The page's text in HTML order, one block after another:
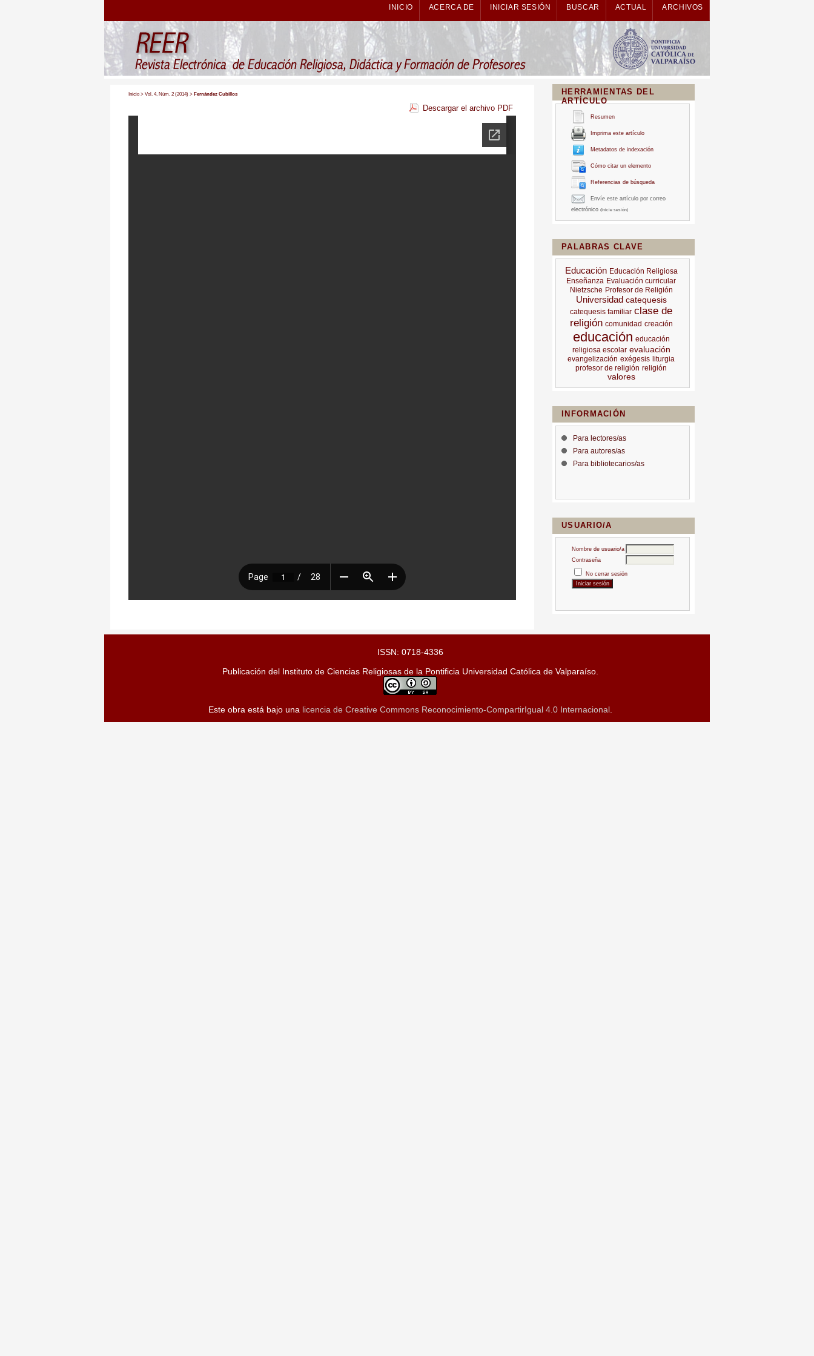
INICIO ACERCA DE INICIAR SESIÓN BUSCAR ACTUAL ARCHIVOS
HERRAMIENTAS DEL
ARTÍCULO
Resumen
Imprima este artículo
Metadatos de indexación
Cómo citar un elemento
Referencias de búsqueda
Envíe este artículo por correo
electrónico (Inicie sesión)
PALABRAS CLAVE
Educación Educación Religiosa
Enseñanza Evaluación curricular
Nietzsche Profesor de Religión
Universidad catequesis
catequesis familiar clase de
religión comunidad creación
educación educación
religiosa escolar evaluación
evangelización exégesis liturgia
profesor de religión religión
valores
INFORMACIÓN
Para lectores/as
Para autores/as
Para bibliotecarios/as
USUARIO/A
Nombre de usuario/a
Contraseña
No cerrar sesión
Inicio > Vol. 4, Núm. 2 (2014) > Fernández Cubillos
Descargar el archivo PDF
ISSN: 0718-4336
Publicación del Instituto de Ciencias Religiosas de la Pontificia Universidad Católica de Valparaíso.
Este obra está bajo una licencia de Creative Commons Reconocimiento-CompartirIgual 4.0 Internacional.